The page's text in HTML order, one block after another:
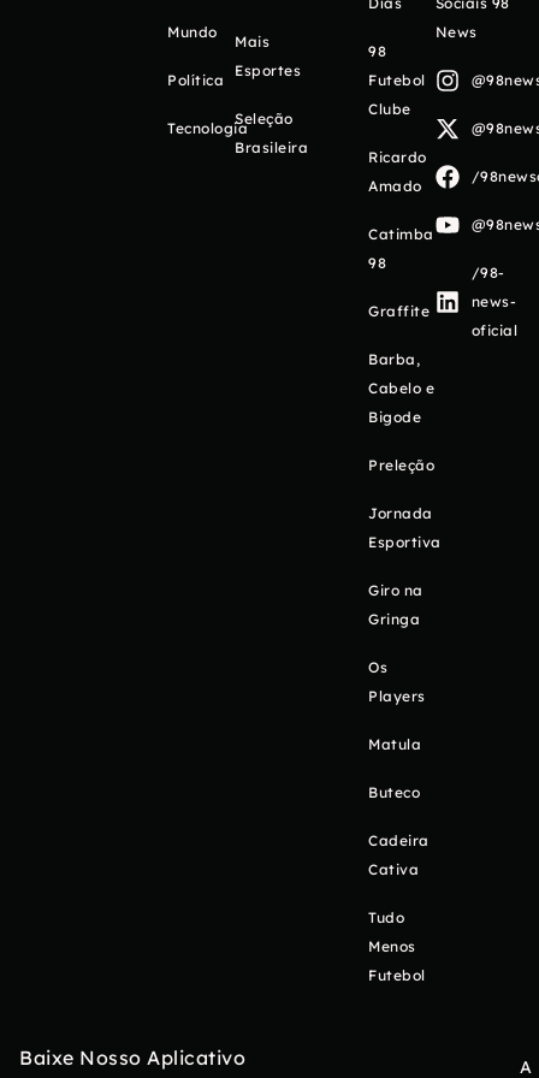
Mundo
Política
Tecnologia
Mais
Esportes
Seleção
Brasileira
98
Futebol
Clube
Ricardo
Amado
Catimba
98
Graffite
Barba,
Cabelo e
Bigode
Preleção
Jornada
Esportiva
Giro na
Gringa
Os
Players
Matula
Buteco
Cadeira
Cativa
Tudo
Menos
Futebol
News
/
/98-
news-
oficial
Baixe Nosso Aplicativo
A